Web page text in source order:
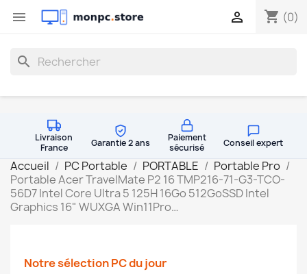
 shopping_cart (0)

search
Livraison
France
Garantie 2 ans
Paiement
sécurisé
Conseil expert
Accueil PC Portable PORTABLE
Portable Pro
Portable Acer TravelMate P2 16 TMP216-71-G3-TCO-
56D7 Intel Core Ultra 5 125H 16Go 512GoSSD Intel
Graphics 16" WUXGA Win11Pro…
Notre sélection PC du jour